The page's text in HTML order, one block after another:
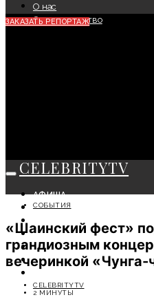
О нас
Сотрудничество
ЗАКАЗАТЬ РЕПОРТАЖ
CELEBRITYTV
АФИША
СОБЫТИЯ
МОДА
ЛИЧНОСТЬ
ОТДЫХ
СОБЫТИЯ
«Шаинский фест»
грандиозным
вечеринкой «Чунга-
CELEBRITYTV
2 МИНУТЫ